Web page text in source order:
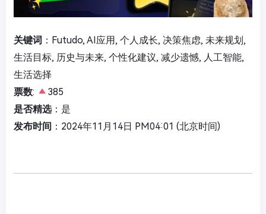
关键词 ：Futudo, AI应用, 个人成长, 决策焦虑, 未来规划,
生活目标, 历史与未来, 个性化建议, 减少遗憾, 人工智能,
生活选择
票数:
385
是否精选：是
发布时间 ：2024年11月14日 PM04:01 (北京时间)